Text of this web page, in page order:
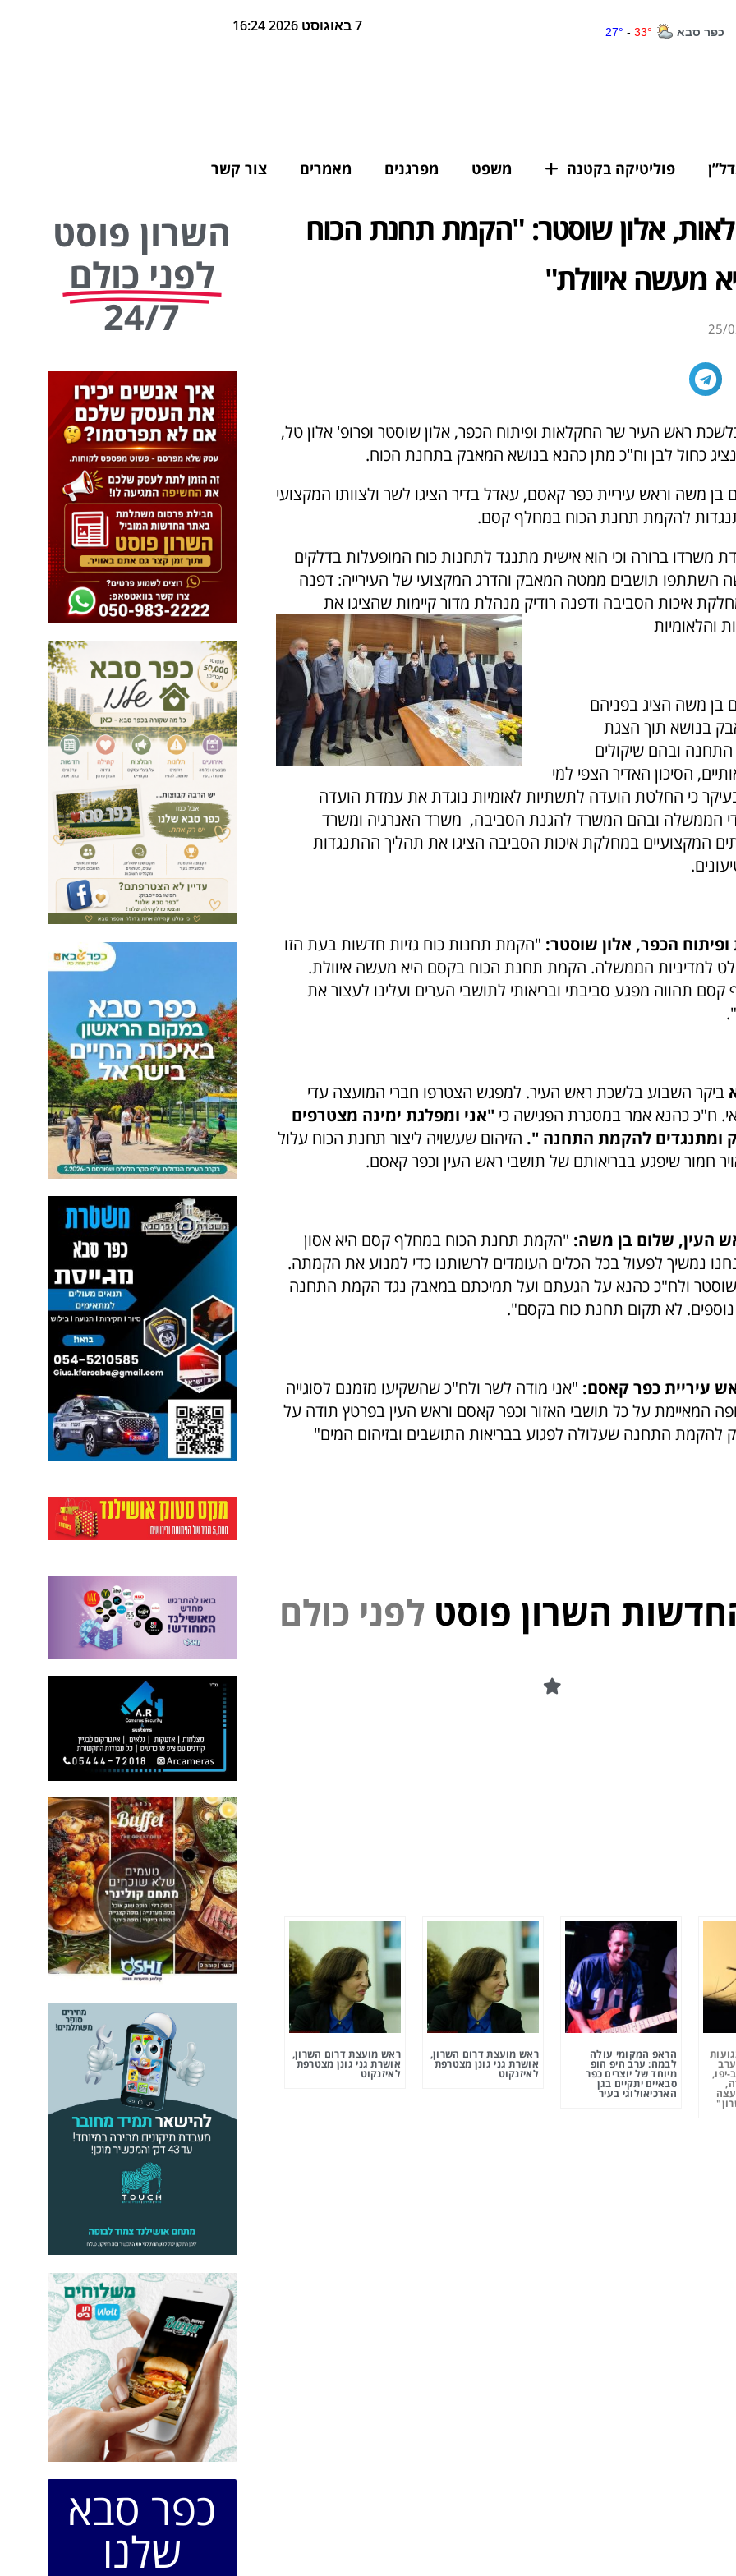
7 באוגוסט 2026 16:24
פוליטיקה בקטנה משפט מפרגנים מאמרים צור קשר
אלון שוסטר: "הקמת תחנת הכוח
מעשה איוולת"
25/
ראש העיר שר החקלאות ופיתוח הכפר, אלון שוסטר ופרופ' אלון טל,
כחול לבן וח"כ מתן כהנא בנושא המאבק בתחנת הכוח.
משה וראש עיריית כפר קאסם, עאדל בדיר הציגו לשר ולצוותו המקצועי
להקמת תחנת הכוח במחלף קסם.
משרדו ברורה וכי הוא אישית מתנגד לתחנות כוח המופעלות בדלקים
השתתפו תושבים ממטה המאבק והדרג המקצועי של העירייה: דפנה
איכות הסביבה ודפנה רודיק מנהלת מדור קיימות שהציגו את
והלאומיות
בן משה הציג בפניהם
בנושא תוך הצגת
התחנה ובהם שיקולים
הסיכון האדיר הצפי למי
כי החלטת הועדה לתשתיות לאומיות נוגדת את עמדת הועדה
הממשלה ובהם המשרד להגנת הסביבה, משרד האנרגיה ומשרד
המקצועיים במחלקת איכות הסביבה הציגו את תהליך ההתנגדות
הכפר, אלון שוסטר: "הקמת תחנות כוח גזיות חדשות בעת הזו
למדיניות הממשלה. הקמת תחנת הכוח בקסם היא מעשה איוולת.
תהווה מפגע סביבתי ובריאותי לתושבי הערים ועלינו לעצור את
ביקר השבוע בלשכת ראש העיר. למפגש הצטרפו חברי המועצה עדי
ח"כ כהנא אמר במסגרת הפגישה כי "אני ומפלגת ימינה מצטרפים
ומתנגדים להקמת התחנה ". הזיהום שעשויה ליצור תחנת הכוח עלול
חמור שיפגע בבריאותם של תושבי ראש העין וכפר קאסם.
העין, שלום בן משה: "הקמת תחנת הכוח במחלף קסם היא אסון
נמשיך לפעול בכל הכלים העומדים לרשותנו כדי למנוע את הקמתה.
ולח"כ כהנא על הגעתם ועל תמיכתם במאבק נגד הקמת התחנה
נוספים. לא תקום תחנת כוח בקסם".
עיריית כפר קאסם: "אני מודה לשר ולח"כ שהשקיעו מזמנם לסוגייה
המאיימת על כל תושבי האזור וכפר קאסם וראש העין בפרטץ תודה על
להקמת התחנה שעלולה לפגוע בבריאות התושבים ובזיהום המים"
השרון פוסט פ נ י כולם
יפו,
הראפ המקומי עולה
לבמה: ערב היפ הופ
מיוחד של יוצרים כפר
סבאיים יתקיים בגן
הארכיאולוגי בעיר
ראש מועצת דרום השרון,
אושרת גני גונן מצטרפת
לאיזנקוט
ראש מועצת דרום השרון,
אושרת גני גונן מצטרפת
לאיזנקוט
השרון פוסט
לפני כולם
24/7
כפר סבא
שלנו